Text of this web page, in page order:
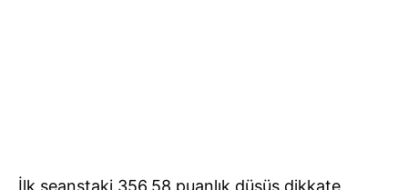
İlk seanstaki 356,58 puanlık düşüş dikkate